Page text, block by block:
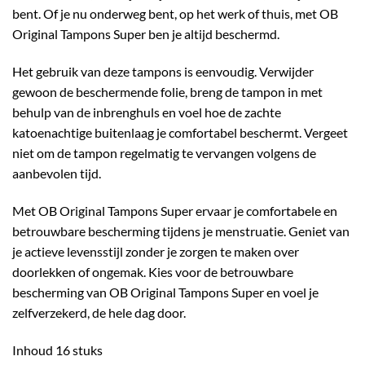
bent. Of je nu onderweg bent, op het werk of thuis, met OB
Original Tampons Super ben je altijd beschermd.
Het gebruik van deze tampons is eenvoudig. Verwijder
gewoon de beschermende folie, breng de tampon in met
behulp van de inbrenghuls en voel hoe de zachte
katoenachtige buitenlaag je comfortabel beschermt. Vergeet
niet om de tampon regelmatig te vervangen volgens de
aanbevolen tijd.
Met OB Original Tampons Super ervaar je comfortabele en
betrouwbare bescherming tijdens je menstruatie. Geniet van
je actieve levensstijl zonder je zorgen te maken over
doorlekken of ongemak. Kies voor de betrouwbare
bescherming van OB Original Tampons Super en voel je
zelfverzekerd, de hele dag door.
Inhoud 16 stuks